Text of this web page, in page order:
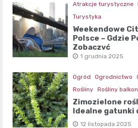
Atrakcje turystyczne
Turystyka
Weekendowe
Polsce – Gdzie
Zobaczyć
1 grudnia 2025
Ogród Ogrodnictwo
Rośliny Rośliny
Zimozielone
Idealne gatunki
12 listopada 2025